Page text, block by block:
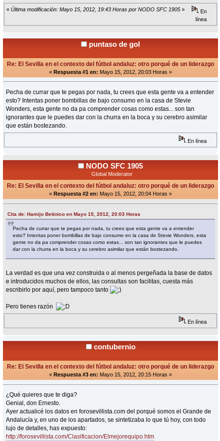
« Última modificación: Mayo 15, 2012, 19:43 Horas por NODO SFC 1905 »
En
línea
puntaso de gol
Re: El Sevilla en el contexto del fútbol andaluz: otro porqué de un liderazgo
« Respuesta #1 en: Mayo 15, 2012, 20:03 Horas »
Pecha de currar que te pegas por nada, tu crees que esta gente va a entender
esto? Intentas poner bombillas de bajo consumo en la casa de Stevie
Wonders, esta gente no da pa comprender cosas como estas... son tan
ignorantes que le puedes dar con la churra en la boca y su cerebro asimilar
que están bostezando.
En línea
NODO SFC 1905
Global Moderator
Re: El Sevilla en el contexto del fútbol andaluz: otro porqué de un liderazgo
« Respuesta #2 en: Mayo 15, 2012, 20:04 Horas »
Cita de: Hamijo Betinico en Mayo 15, 2012, 20:03 Horas
Pecha de currar que te pegas por nada, tu crees que esta gente va a entender
esto? Intentas poner bombillas de bajo consumo en la casa de Stevie Wonders, esta
gente no da pa comprender cosas como estas... son tan ignorantes que le puedes
dar con la churra en la boca y su cerebro asimilar que están bostezando.
La verdad es que una vez construida o al menos pergeñada la base de datos
e introducidos muchos de ellos, las consultas son facilitas, cuesta más
escribirlo por aquí, pero tampoco tanto
Pero tienes razón
En línea
contubernio
Re: El Sevilla en el contexto del fútbol andaluz: otro porqué de un liderazgo
« Respuesta #3 en: Mayo 15, 2012, 20:15 Horas »
¿Qué quieres que te diga?
Genial, don Ernesto.
Ayer actualicé los datos en forosevillista.com del porqué somos el Grande de
Andalucía y, en uno de los apartados, se sintetizaba lo que tú hoy, con todo
lujo de detalles, has expuesto:
http://forosevillista.com/Clasificacion/Elmejorequipo.htm